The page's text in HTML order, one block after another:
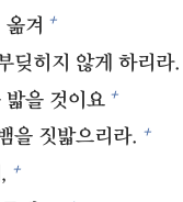
겨 +
딪히지 않게 하리라.
밟을 것이요 +
을 짓밟으리라. +
+